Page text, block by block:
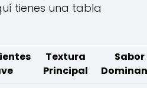
tienes una tabla
Textura
Principal
Sabor